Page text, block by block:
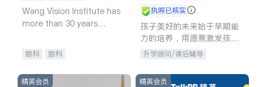
Wang Vision Institute has
more than 30 years
眼科 眼科
执照已核实
孩子美好的未来始于早期能
力的培养，用愿景激发孩子
的学习潜力和动力。理念：
拥有成长型心态是成功的基
石。
升学顾问/课后辅导
精英会员 精英会员